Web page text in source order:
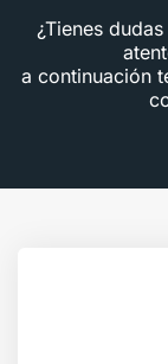
¿Tienes
a continuación